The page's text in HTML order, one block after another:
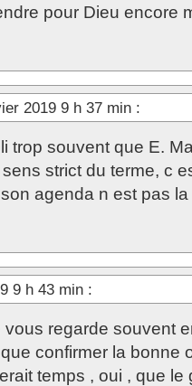
pour Dieu encore
2019 9 h 37 min :
trop souvent que E.
strict du terme, c
agenda n est pas
9 h 43 min :
regarde souvent
confirmer la bonne
temps , oui , que le